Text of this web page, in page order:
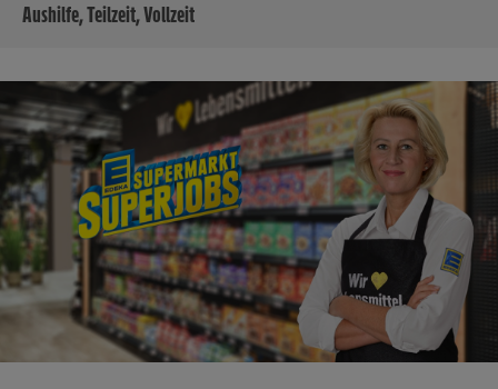
Aushilfe, Teilzeit, Vollzeit